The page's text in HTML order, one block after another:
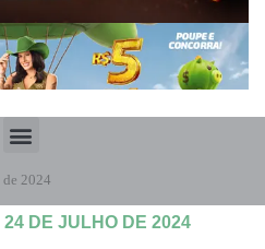
2024
24 DE JULHO DE 2024